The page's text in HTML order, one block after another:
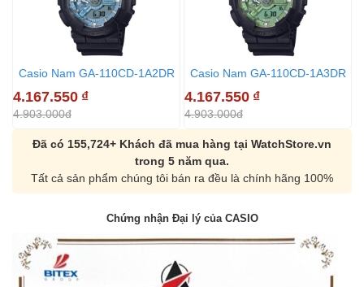
Casio Nam GA-110CD-1A2DR
4.167.550 ₫
4.903.000đ
Casio Nam GA-110CD-1A3DR
4.167.550 ₫
4.903.000đ
Đã có 155,724+ Khách đã mua hàng tại WatchStore.vn
trong 5 năm qua.
Tất cả sản phẩm chúng tôi bán ra đều là chính hãng 100%
Chứng nhận Đại lý của CASIO